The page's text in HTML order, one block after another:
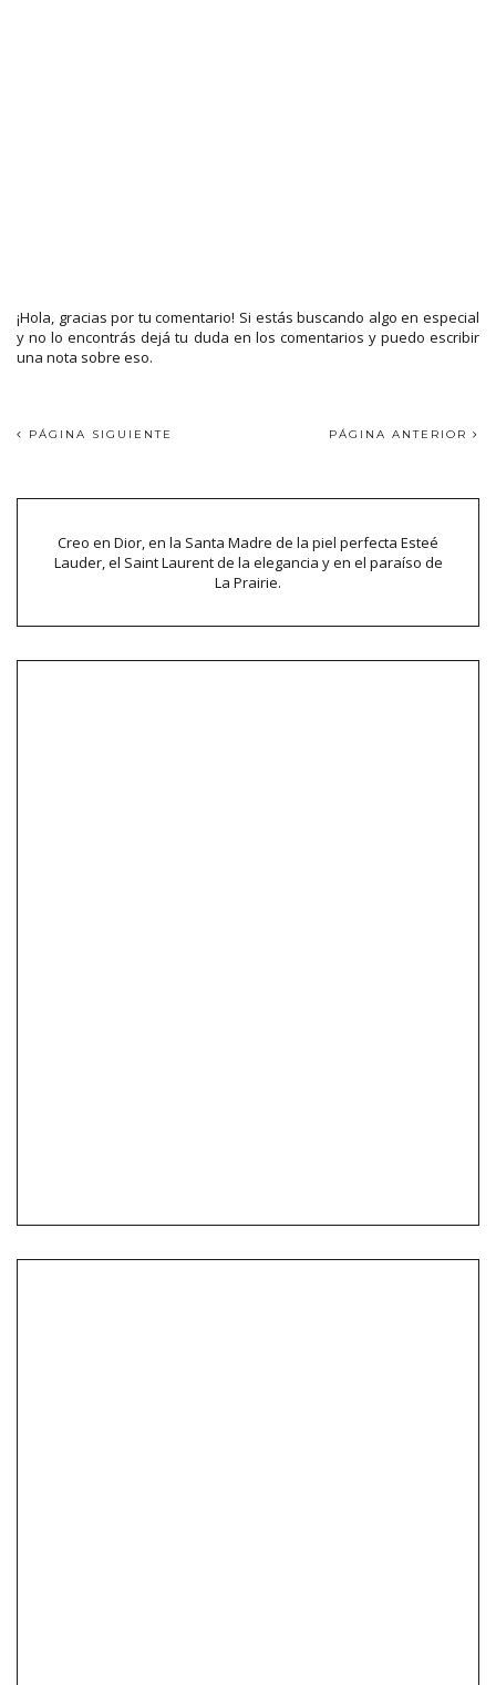
¡Hola, gracias por tu comentario! Si estás buscando algo en especial
y no lo encontrás dejá tu duda en los comentarios y puedo escribir
una nota sobre eso.
PÁGINA SIGUIENTE PÁGINA ANTERIOR
Creo en Dior, en la Santa Madre de la piel perfecta Esteé
Lauder, el Saint Laurent de la elegancia y en el paraíso de
La Prairie.